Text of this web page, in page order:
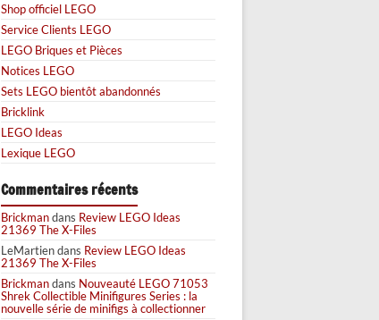
Shop officiel LEGO
Service Clients LEGO
LEGO Briques et Pièces
Notices LEGO
Sets LEGO bientôt abandonnés
Bricklink
LEGO Ideas
Lexique LEGO
Commentaires récents
Brickmandans Review LEGO Ideas
21369 The X-Files
LeMartiendans Review LEGO Ideas
21369 The X-Files
Brickmandans Nouveauté LEGO 71053
Shrek Collectible Minifigures Series : la
nouvelle série de minifigs à collectionner